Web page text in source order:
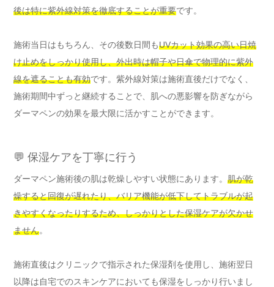
後は特に紫外線対策を徹底することが重要です。
施術当日はもちろん、その後数日間もUVカット効果の高い日焼
け止めをしっかり使用し、外出時は帽子や日傘で物理的に紫外
線を遮ることも有効です。紫外線対策は施術直後だけでなく、
施術期間中ずっと継続することで、肌への悪影響を防ぎながら
ダーマペンの効果を最大限に活かすことができます。
💬 保湿ケアを丁寧に行う
ダーマペン施術後の肌は乾燥しやすい状態にあります。 肌が乾
燥すると回復が遅れたり、バリア機能が低下してトラブルが起
きやすくなったりするため、しっかりとした保湿ケアが欠かせ
ません。
施術直後はクリニックで指示された保湿剤を使用し、施術翌日
以降は自宅でのスキンケアにおいても保湿をしっかり行いまし